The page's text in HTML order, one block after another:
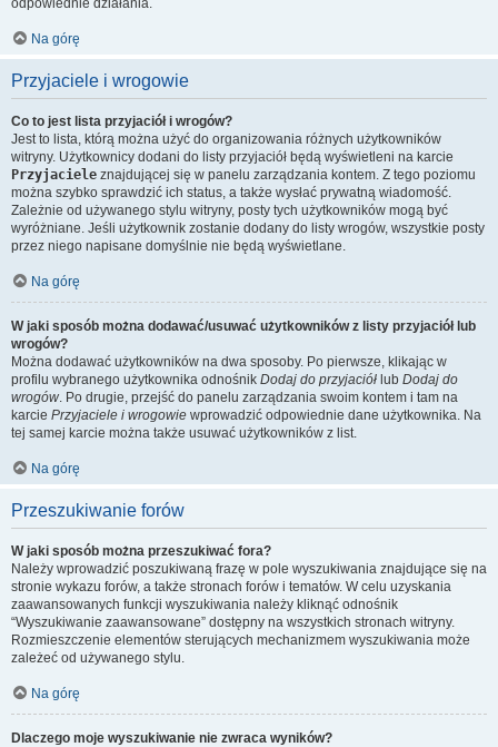
odpowiednie działania.
Na górę
Przyjaciele i wrogowie
Co to jest lista przyjaciół i wrogów?
Jest to lista, którą można użyć do organizowania różnych użytkowników
witryny. Użytkownicy dodani do listy przyjaciół będą wyświetleni na karcie
Przyjaciele znajdującej się w panelu zarządzania kontem. Z tego poziomu
można szybko sprawdzić ich status, a także wysłać prywatną wiadomość.
Zależnie od używanego stylu witryny, posty tych użytkowników mogą być
wyróżniane. Jeśli użytkownik zostanie dodany do listy wrogów, wszystkie posty
przez niego napisane domyślnie nie będą wyświetlane.
Na górę
W jaki sposób można dodawać/usuwać użytkowników z listy przyjaciół lub
wrogów?
Można dodawać użytkowników na dwa sposoby. Po pierwsze, klikając w
profilu wybranego użytkownika odnośnik Dodaj do przyjaciół lub Dodaj do
wrogów. Po drugie, przejść do panelu zarządzania swoim kontem i tam na
karcie Przyjaciele i wrogowie wprowadzić odpowiednie dane użytkownika. Na
tej samej karcie można także usuwać użytkowników z list.
Na górę
Przeszukiwanie forów
W jaki sposób można przeszukiwać fora?
Należy wprowadzić poszukiwaną frazę w pole wyszukiwania znajdujące się na
stronie wykazu forów, a także stronach forów i tematów. W celu uzyskania
zaawansowanych funkcji wyszukiwania należy kliknąć odnośnik
“Wyszukiwanie zaawansowane” dostępny na wszystkich stronach witryny.
Rozmieszczenie elementów sterujących mechanizmem wyszukiwania może
zależeć od używanego stylu.
Na górę
Dlaczego moje wyszukiwanie nie zwraca wyników?